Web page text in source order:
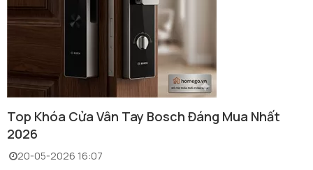
Top Khóa Cửa Vân Tay Bosch Đáng Mua Nhất
2026
20-05-2026 16:07